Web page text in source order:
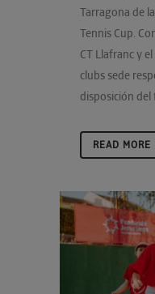
Tarragona de
Tennis Cup.
CT Llafranc y
clubs sede
disposición del
READ MORE